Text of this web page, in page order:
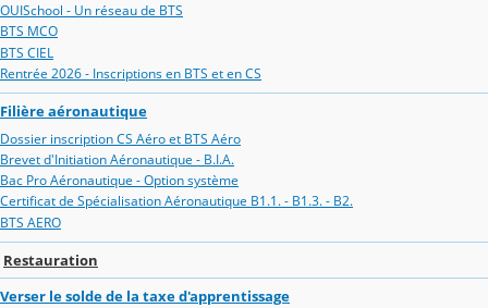
OUISchool - Un réseau de BTS
BTS MCO
BTS CIEL
Rentrée 2026 - Inscriptions en BTS et en CS
Filière aéronautique
Dossier inscription CS Aéro et BTS Aéro
Brevet d'Initiation Aéronautique - B.I.A.
Bac Pro Aéronautique - Option système
Certificat de Spécialisation Aéronautique B1.1. - B1.3. - B2.
BTS AERO
Restauration
Verser le solde de la taxe d'apprentissage